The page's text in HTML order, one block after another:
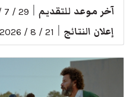
آخر موعد للتقديم 29 / 7 / 2026
إعلان النتائج 21 / 8 / 2026